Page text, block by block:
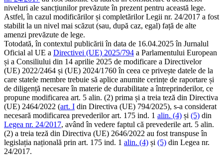
niveluri ale sancțiunilor prevăzute în prezent pentru această lege.
Astfel, în cazul modificărilor și completărilor Legii nr. 24/2017 a fost
stabilit la un nivel mai scăzut (sau, după caz, egal) față de alte
amenzi prevăzute de lege.
Totodată, în contextul publicării în data de 16.04.2025 în Jurnalul
Oficial al UE a Directivei (UE) 2025/794 a Parlamentului European
și a Consiliului din 14 aprilie 2025 de modificare a Directivelor
(UE) 2022/2464 și (UE) 2024/1760 în ceea ce privește datele de la
care statele membre trebuie să aplice anumite cerințe de raportare și
de diligență necesare în materie de durabilitate a întreprinderilor, ce
propune modificarea art. 5 alin. (2) prima și a treia teză din Directiva
(UE) 2464/2022 (art. I din Directiva (UE) 794/2025), s-a considerat
necesară modificarea prevederilor art. 175 ind. 1 alin. (4) și (5) din
Legea nr. 24/2017, având în vedere faptul că prevederile art. 5 alin.
(2) a treia teză din Directiva (UE) 2646/2022 au fost transpuse în
legislația națională prin art. 175 ind. 1 alin. (4) și (5) din Legea nr.
24/2017.